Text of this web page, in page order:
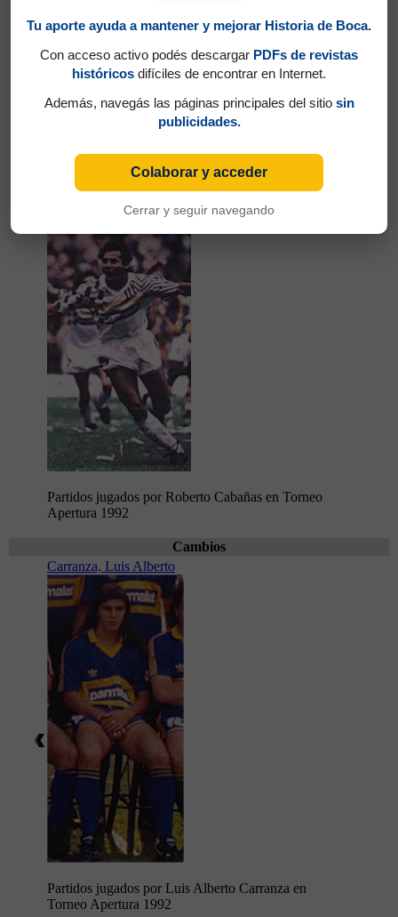
Partidos jugados por Sergio Daniel Martínez en
Torneo Apertura 1992
Partidos jugados por Roberto Cabañas en Torneo
Apertura 1992
Cambios
Carranza, Luis Alberto
Partidos jugados por Luis Alberto Carranza en
Torneo Apertura 1992
Tu aporte ayuda a mantener y mejorar Historia de Boca.
Con acceso activo podés descargar PDFs de revistas
históricos difíciles de encontrar en Internet.
Además, navegás las páginas principales del sitio sin
publicidades.
Colaborar y acceder
Cerrar y seguir navegando